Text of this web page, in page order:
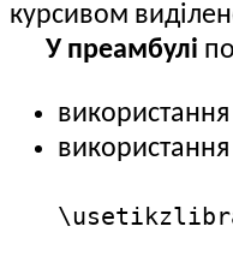
курсивом
У преамбулі